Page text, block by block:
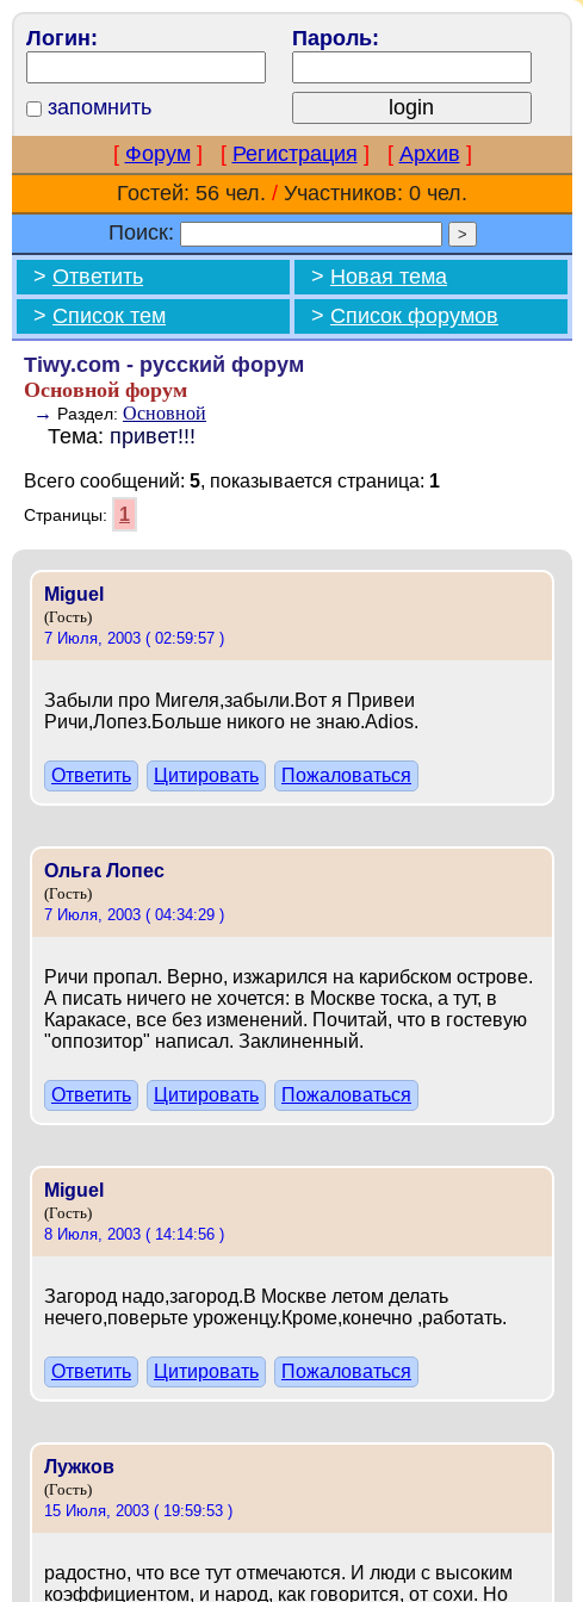
Логин: Пароль:
запомнить
[ Форум ] [ Регистрация ] [ Архив ]
Гостей: 56 чел. / Участников: 0 чел.
Поиск:
> Ответить > Новая тема
> Список тем > Список форумов
Tiwy.com - русский форум
Основной форум
→ Раздел: Основной
Тема: привет!!!
Всего сообщений: 5, показывается страница: 1
Страницы: 1
Miguel
(Гость)
7 Июля, 2003 ( 02:59:57 )
Забыли про Мигеля,забыли.Вот я Привеи
Ричи,Лопез.Больше никого не знаю.Adios.
Ответить Цитировать Пожаловаться
Ольга Лопес
(Гость)
7 Июля, 2003 ( 04:34:29 )
Ричи пропал. Верно, изжарился на карибском острове.
А писать ничего не хочется: в Москве тоска, а тут, в
Каракасе, все без изменений. Почитай, что в гостевую
"оппозитор" написал. Заклиненный.
Ответить Цитировать Пожаловаться
Miguel
(Гость)
8 Июля, 2003 ( 14:14:56 )
Загород надо,загород.В Москве летом делать
нечего,поверьте уроженцу.Кроме,конечно ,работать.
Ответить Цитировать Пожаловаться
Лужков
(Гость)
15 Июля, 2003 ( 19:59:53 )
радостно, что все тут отмечаются. И люди с высоким
коэффициентом, и народ, как говорится, от сохи. Но